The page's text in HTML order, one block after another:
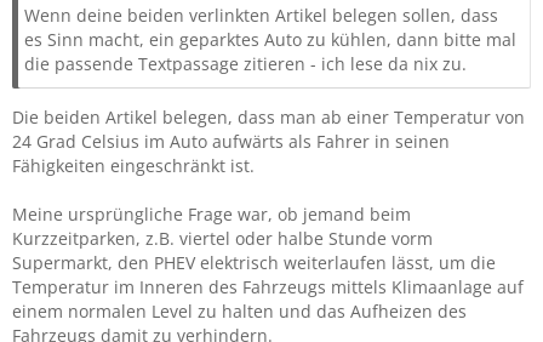
Wenn deine beiden verlinkten Artikel belegen sollen, dass
es Sinn macht, ein geparktes Auto zu kühlen, dann bitte mal
die passende Textpassage zitieren - ich lese da nix zu.
Die beiden Artikel belegen, dass man ab einer Temperatur von
24 Grad Celsius im Auto aufwärts als Fahrer in seinen
Fähigkeiten eingeschränkt ist.
Meine ursprüngliche Frage war, ob jemand beim
Kurzzeitparken, z.B. viertel oder halbe Stunde vorm
Supermarkt, den PHEV elektrisch weiterlaufen lässt, um die
Temperatur im Inneren des Fahrzeugs mittels Klimaanlage auf
einem normalen Level zu halten und das Aufheizen des
Fahrzeugs damit zu verhindern.